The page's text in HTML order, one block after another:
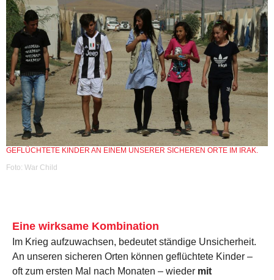
GEFLÜCHTETE KINDER AN EINEM UNSERER SICHEREN ORTE IM IRAK.
Foto: War Child
Eine wirksame Kombination
Im Krieg aufzuwachsen, bedeutet ständige Unsicherheit.
An unseren sicheren Orten können geflüchtete Kinder –
oft zum ersten Mal nach Monaten – wieder mit